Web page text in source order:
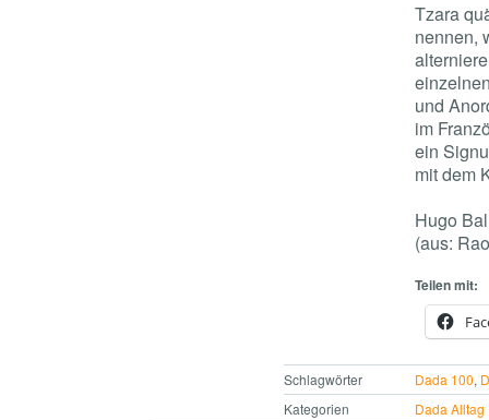
Tzara
nennen,
und
im
ein
mit dem
Hugo
(aus:
Teilen mit:
Schlagwörter Dada 100,
Kategorien
Dada Alltag